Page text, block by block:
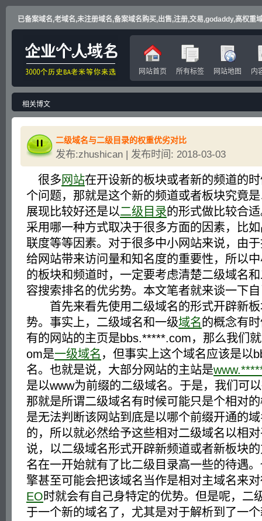
已备案域名,老域名,未注册域名,备案域名购买,出售,注册,交易,godaddy,高权重
网站首页 所有标签 网站地图 内
相关博文
二级域名与二级目录的权重优劣对比
发布:zhushican | 发布时间: 2018-03-03
很多网站在开设新的板块或者新的频道的
个问题，那就是这个新的频道或者板块究竟
展现比较好还是以二级目录的形式做比较合
采用哪一种方式取决于很多方面的因素，比
联度等等因素。对于很多中小网站来说，由
给网站带来访问量和知名度的重要性，所以
的板块和频道时，一定要考虑清楚二级域名
容搜索排名的优劣势。本文笔者就来谈一下
首先来看先使用二级域名的形式开辟新板
势。事实上，二级域名和一级域名的概念有
有的网站的主页是bbs.*****.com，那么我们
om是一级域名 ，但事实上这个域名应该是以
名。也就是说，大部分网站的主站是
是以www为前缀的二级域名。于是，我们可
那就是所谓二级域名有时候可能只是个相对
是无法判断该网站到底是以哪个前缀开通的
的，所以就必然给予这些相对二级域名以相
说，以二级域名形式开辟新频道或者新板块
名在一开始就有了比二级目录高一些的待遇
擎甚至可能会把该域名当作是相对主域名来
EO时就会有自己身特定的优势。但是呢，二
于一个新的域名了，尤其是对于解析到了一